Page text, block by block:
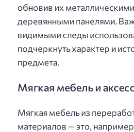
обновив их
деревянными панелями.
видимыми следы
подчеркнуть характер и
предмета.
Мягкая мебель и
Мягкая мебель из
материалов — это,